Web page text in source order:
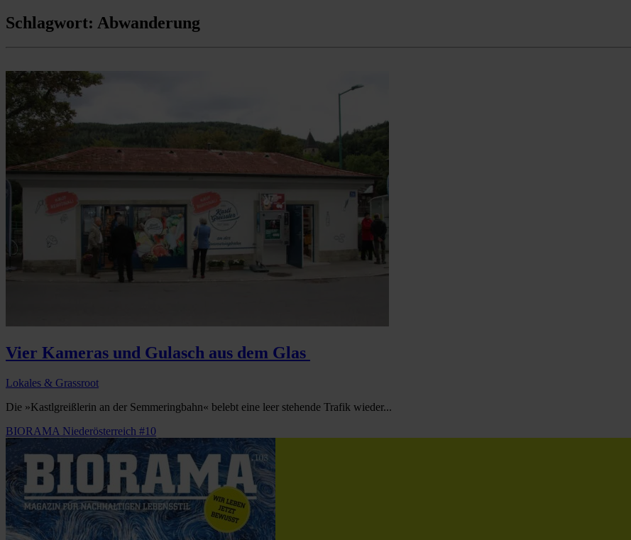
Schlagwort: Abwanderung
Vier Kameras und Gulasch aus dem Glas
Lokales & Grassroot
Die »Kastlgreißlerin an der Semmeringbahn« belebt eine leer stehende Trafik wieder...
BIORAMA Niederösterreich #10